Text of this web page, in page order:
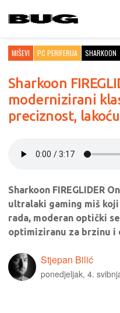
MIŠEVI PC PERIFERIJA SHARKOON
Sharkoon
modernizirani
preciznost,
Sharkoon FIREGLIDER
ultralaki gaming miš
rada, moderan optički
optimiziranu za brzinu i
Stjepan Bilić
ponedjeljak, 4.